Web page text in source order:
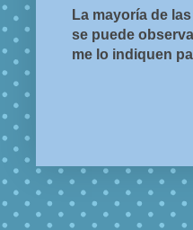
La mayoría de
se puede
me lo indiquen